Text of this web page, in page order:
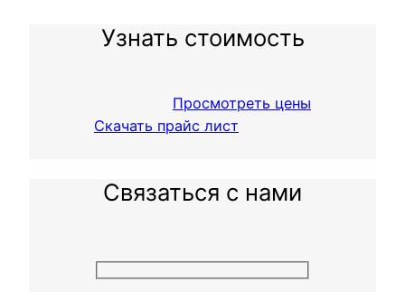
Узнать стоимость
Просмотреть цены
Скачать прайс лист
Связаться с нами